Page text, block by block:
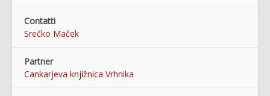
Contatti
Srečko Maček
Partner
Cankarjeva knjižnica Vrhnika